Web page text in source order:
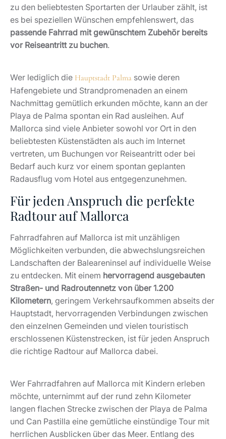
zu den beliebtesten Sportarten der Urlauber zählt, ist
es bei speziellen Wünschen empfehlenswert, das
passende Fahrrad mit gewünschtem Zubehör bereits
vor Reiseantritt zu buchen.
Wer lediglich die Hauptstadt Palma sowie deren
Hafengebiete und Strandpromenaden an einem
Nachmittag gemütlich erkunden möchte, kann an der
Playa de Palma spontan ein Rad ausleihen. Auf
Mallorca sind viele Anbieter sowohl vor Ort in den
beliebtesten Küstenstädten als auch im Internet
vertreten, um Buchungen vor Reiseantritt oder bei
Bedarf auch kurz vor einem spontan geplanten
Radausflug vom Hotel aus entgegenzunehmen.
Für jeden Anspruch die perfekte
Radtour auf Mallorca
Fahrradfahren auf Mallorca ist mit unzähligen
Möglichkeiten verbunden, die abwechslungsreichen
Landschaften der Baleareninsel auf individuelle Weise
zu entdecken. Mit einem hervorragend ausgebauten
Straßen- und Radroutennetz von über 1.200
Kilometern, geringem Verkehrsaufkommen abseits der
Hauptstadt, hervorragenden Verbindungen zwischen
den einzelnen Gemeinden und vielen touristisch
erschlossenen Küstenstrecken, ist für jeden Anspruch
die richtige Radtour auf Mallorca dabei.
Wer Fahrradfahren auf Mallorca mit Kindern erleben
möchte, unternimmt auf der rund zehn Kilometer
langen flachen Strecke zwischen der Playa de Palma
und Can Pastilla eine gemütliche einstündige Tour mit
herrlichen Ausblicken über das Meer. Entlang des